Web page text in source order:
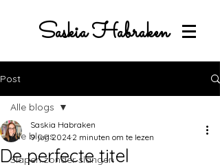
Saskia Habraken
Post
Alle blogs
Slapen zonder slangen
Alle blogs
De perfecte titel
Saskia Habraken
9 jun 2024 2 minuten om te lezen